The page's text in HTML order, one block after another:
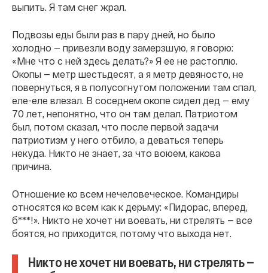
выпить. Я там снег жрал.
Подвозы еды были раз в пару дней, но было
холодно — привезли воду замерзшую, я говорю:
«Мне что с ней здесь делать?» Я ее не растоплю.
Окопы — метр шестьдесят, а я метр девяносто, не
повернуться, я в полусогнутом положении там спал,
еле-еле влезал. В соседнем окопе сидел дед — ему
70 лет, непонятно, что он там делал. Патриотом
был, потом сказал, что после первой задачи
патриотизм у него отбило, а деваться теперь
некуда. Никто не знает, за что воюем, какова
причина.
Отношение ко всем нечеловеческое. Командиры
относятся ко всем как к дерьму: «Пидорас, вперед,
б***!». Никто не хочет ни воевать, ни стрелять — все
боятся, но приходится, потому что выхода нет.
Никто не хочет ни воевать, ни стрелять —